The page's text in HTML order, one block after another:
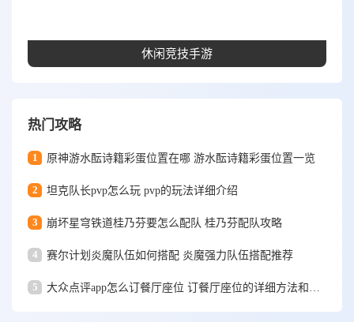
休闲竞技手游
热门攻略
1 原神游水酝诗籍彩蛋位置在哪 游水酝诗籍彩蛋位置一览
2 坦克队长pvp怎么玩 pvp的玩法详细介绍
3 崩坏星穹铁道桂乃芬要怎么配队 桂乃芬配队攻略
4 赛尔计划炎魔队伍如何搭配 炎魔强力队伍搭配推荐
5